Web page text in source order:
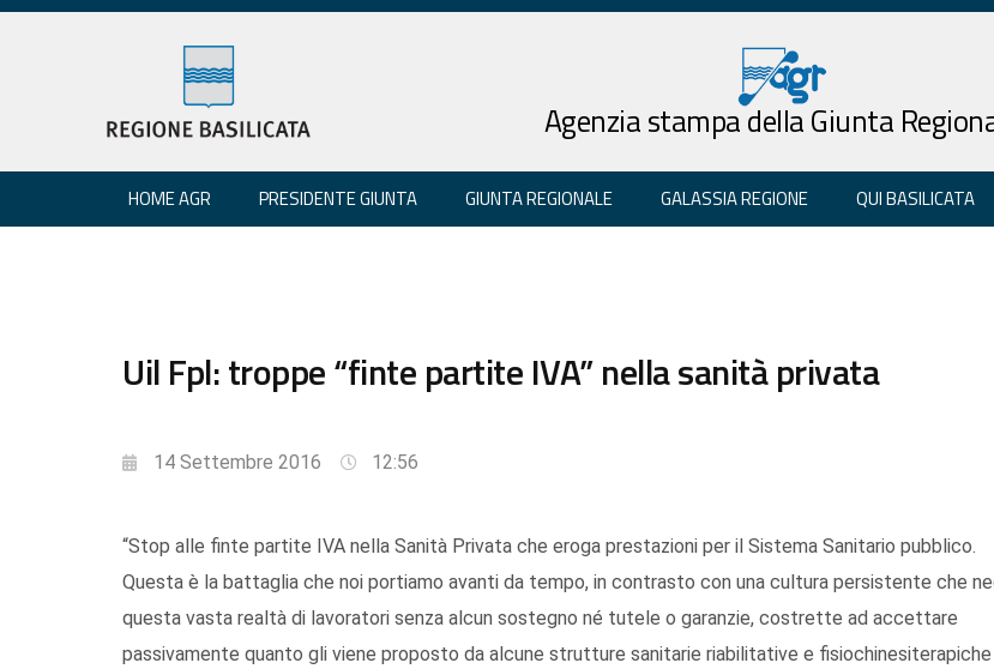
Agenzia stampa della Giunta
HOME AGR PRESIDENTE GIUNTA GIUNTA REGIONALE GALASSIA REGIONE QUI BASILICATA
Uil Fpl: troppe “finte partite IVA” nella sanità privata
14 Settembre 2016 12:56
“Stop alle finte partite IVA nella Sanità Privata che eroga prestazioni per il Sistema Sanitario pubblico.
Questa è la battaglia che noi portiamo avanti da tempo, in contrasto con una cultura persistente che
questa vasta realtà di lavoratori senza alcun sostegno né tutele o garanzie, costrette ad accettare
passivamente quanto gli viene proposto da alcune strutture sanitarie riabilitative e fisiochinesiterapiche